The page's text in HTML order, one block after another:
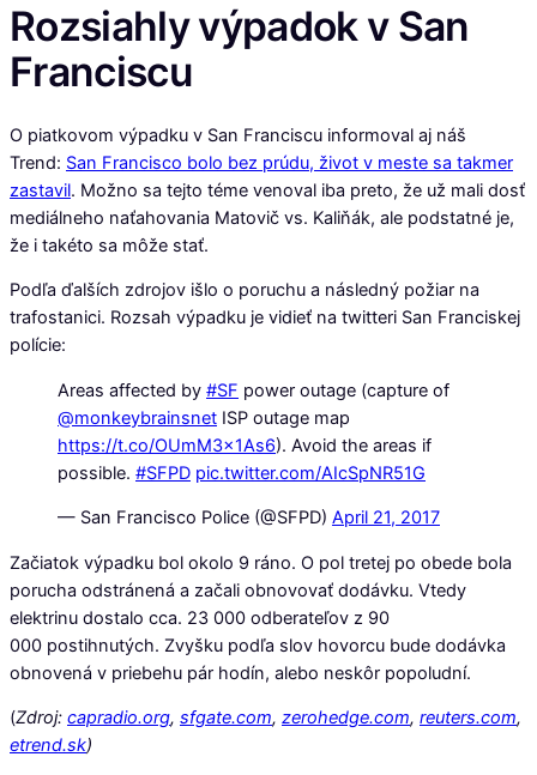
Rozsiahly výpadok v San
Franciscu
O piatkovom výpadku v San Franciscu informoval aj náš
Trend: San Francisco bolo bez prúdu, život v meste sa takmer
zastavil. Možno sa tejto téme venoval iba preto, že už mali dosť
mediálneho naťahovania Matovič vs. Kaliňák, ale podstatné je,
že i takéto sa môže stať.
Podľa ďalších zdrojov išlo o poruchu a následný požiar na
trafostanici. Rozsah výpadku je vidieť na twitteri San Franciskej
polície:
Areas affected by #SF power outage (capture of
@monkeybrainsnet ISP outage map
https://t.co/OUmM3x1As6). Avoid the areas if
possible. #SFPD pic.twitter.com/AIcSpNR51G
— San Francisco Police (@SFPD) April 21, 2017
Začiatok výpadku bol okolo 9 ráno. O pol tretej po obede bola
porucha odstránená a začali obnovovať dodávku. Vtedy
elektrinu dostalo cca. 23 000 odberateľov z 90
000 postihnutých. Zvyšku podľa slov hovorcu bude dodávka
obnovená v priebehu pár hodín, alebo neskôr popoludní.
(Zdroj: capradio.org, sfgate.com, zerohedge.com, reuters.com,
etrend.sk)